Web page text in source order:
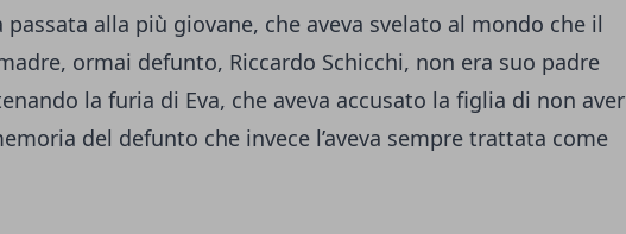
passata alla più giovane, che aveva svelato al mondo che il
ormai defunto, Riccardo Schicchi, non era suo padre
la furia di Eva, che aveva accusato la figlia di non aver
del defunto che invece l’aveva sempre trattata come